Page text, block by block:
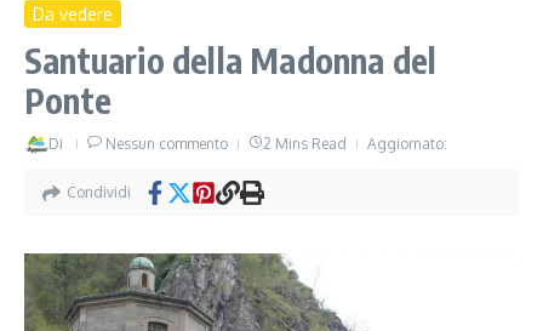
Da vedere
Santuario della Madonna del
Ponte
Di Nessun commento 2 Mins Read Aggiornato:
Condividi